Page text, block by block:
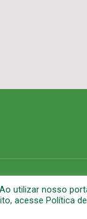
utilizar nosso
acesse Política